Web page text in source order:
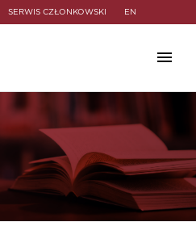
SERWIS CZŁONKOWSKI EN